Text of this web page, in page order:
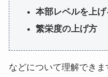
本部レベルを上
繁栄度の上げ方
などについて理解でき